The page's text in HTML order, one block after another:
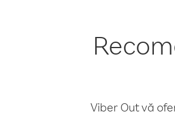
Viber Out vă